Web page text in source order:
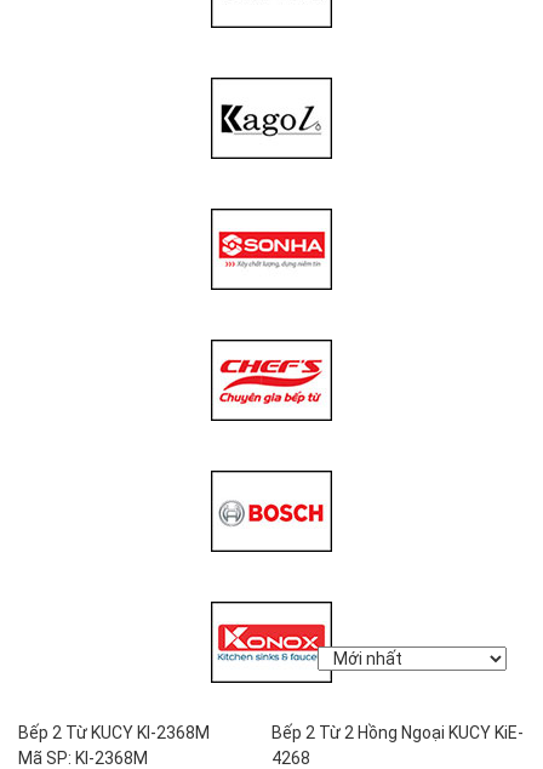
Bếp 2 Từ KUCY KI-2368M
Mã SP: KI-2368M
Bếp 2 Từ 2 Hồng Ngoại KUCY KiE-
4268